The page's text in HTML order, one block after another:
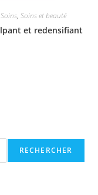
Soins, Soins et beauté
et redensifiant
RECHERCHER